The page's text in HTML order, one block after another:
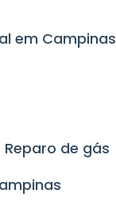
em Campinas
Reparo de gás